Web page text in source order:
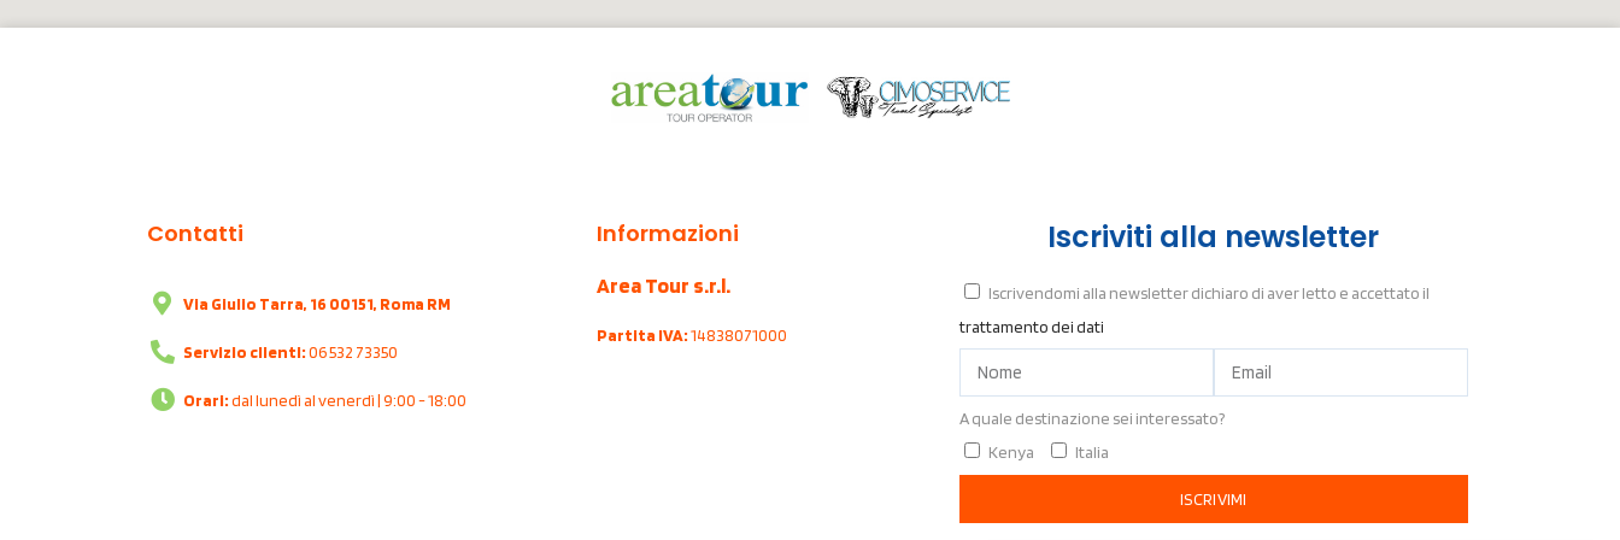
Contatti
Via Giulio Tarra, 16 00151, Roma RM
Servizio clienti:06 532 73350
Orari:dal lunedì al venerdì | 9:00 - 18:00
Informazioni
Area Tour s.r.l.
Partita IVA:14838071000
Iscriviti alla newsletter
Iscrivendomi alla newsletter dichiaro di aver letto e accettato il
trattamento dei dati
A quale destinazione sei interessato?
Kenya
Italia
ISCRIVIMI